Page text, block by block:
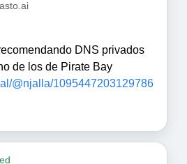
DNS privados
de los de Pirate Bay
@njalla/1095447203129786